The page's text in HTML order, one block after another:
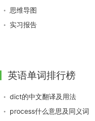
思维导图
实习报告
英语单词排行榜
dict的中文翻译及用法
process什么意思及同义词